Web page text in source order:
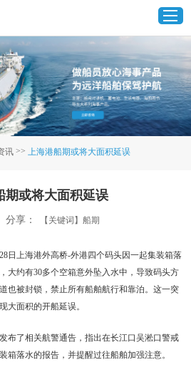
页
品中心
户案例
闻资讯
系我们
讯 >> 上海港船期或将大面积延误
期或将大面积延误
分享： 【关键词】船期
日上海港外高桥-外港四个码头因一起集装箱落
大约有30多个空箱意外坠入水中，导致码头方
也被封锁，禁止所有船舶航行和靠泊。这一突
大面积的开船延误。
布了相关航警通告，指出在长江口吴淞口警戒
箱落水的报告，并提醒过往船舶加强注意。